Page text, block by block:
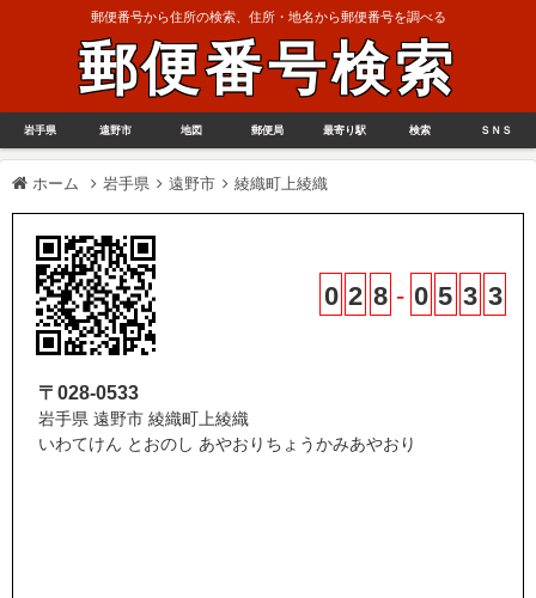
郵便番号から住所の検索、住所・地名から郵便番号を調べる
郵便番号検索
岩手県 遠野市 地図 郵便局 最寄り駅 検索 ＳＮＳ
ホーム 岩手県 遠野市 綾織町上綾織
0 2 8 - 0 5 3 3
〒028-0533
岩手県 遠野市 綾織町上綾織
いわてけん とおのし あやおりちょうかみあやおり